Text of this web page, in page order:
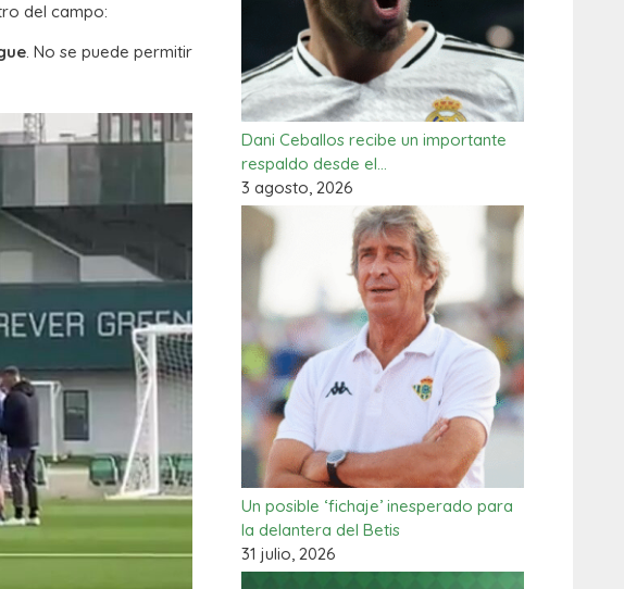
del campo:
. No se puede permitir
Dani Ceballos recibe un importante
respaldo desde el…
3 agosto, 2026
Un posible ‘fichaje’ inesperado para
la delantera del Betis
31 julio, 2026